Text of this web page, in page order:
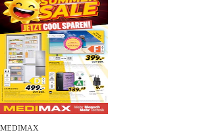
MEDIMAX